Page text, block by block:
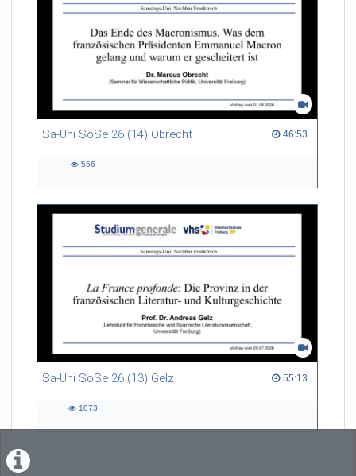
Sa-Uni SoSe 26 (14) Obrecht 46:53
46:53 duration
556
Sa-Uni SoSe 26 (13) Gelz 55:13
55:13 duration
1073